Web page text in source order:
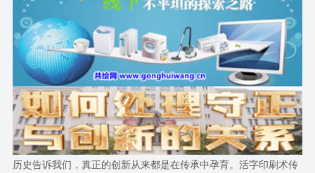
历史告诉我们，真正的创新从来都是在传承中孕育。活字印刷术传